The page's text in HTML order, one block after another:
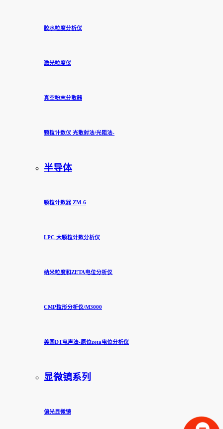
胶水粒度分析仪
激光粒度仪
真空粉末分散器
颗粒计数仪 光散射法/光阻法-
半导体
颗粒计数器 ZM-6
LPC 大颗粒计数分析仪
纳米粒度和ZETA电位分析仪
CMP粒形分析仪/M3000
美国DT电声法-原位zeta电位分析仪
显微镜系列
偏光显微镜